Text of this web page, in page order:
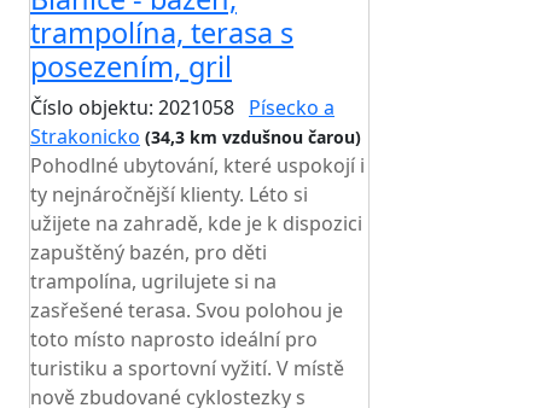
trampolína, terasa s
posezením, gril
Číslo objektu: 2021058 Písecko a
Strakonicko (34,3 km vzdušnou čarou)
Pohodlné ubytování, které uspokojí i
ty nejnáročnější klienty. Léto si
užijete na zahradě, kde je k dispozici
zapuštěný bazén, pro děti
trampolína, ugrilujete si na
zasřešené terasa. Svou polohou je
toto místo naprosto ideální pro
turistiku a sportovní vyžití. V místě
nově zbudované cyklostezky s